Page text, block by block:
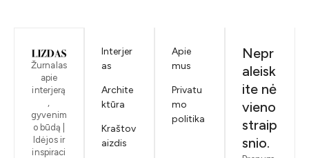
Žurnalas
apie
interjerą
,
gyvenim
o būdą |
Idėjos ir
inspiraci
Interjer
as
Archite
ktūra
Kraštov
aizdis
Apie
mus
Privatu
mo
politika
Nepr
aleisk
ite nė
vieno
straip
snio.